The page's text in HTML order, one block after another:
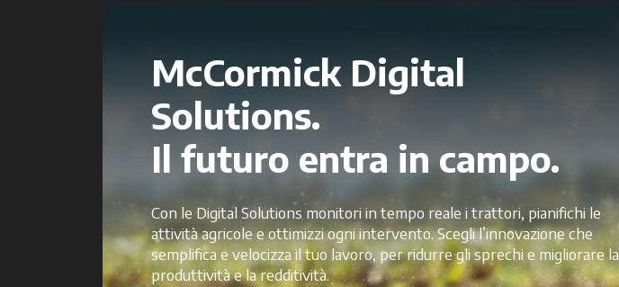
McCormick Digital
Solutions.
Il futuro entra in campo.
Con le Digital Solutions monitori in tempo reale i trattori, pianifichi le
attività agricole e ottimizzi ogni intervento. Scegli l’innovazione che
semplifica e velocizza il tuo lavoro, per ridurre gli sprechi e migliorare la
produttività e la redditività.